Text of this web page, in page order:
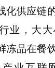
化供应链
业，大
冻品在餐